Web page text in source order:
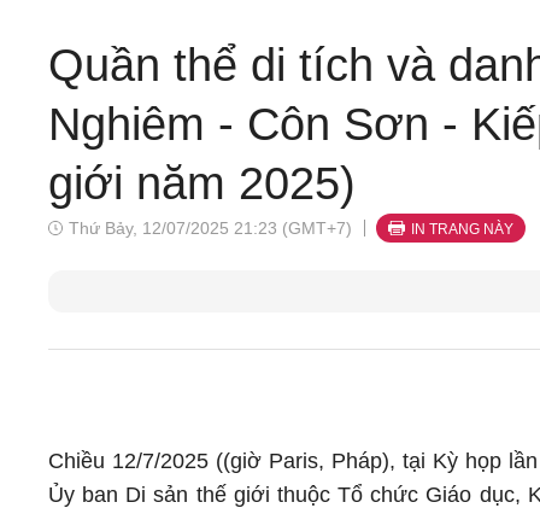
Quần thể di tích và
Nghiêm - Côn Sơn -
giới năm 2025)
Thứ Bảy, 12/07/2025 21:23 (GMT+7) IN TRANG NÀY
Chiều 12/7/2025 ((giờ Paris, Pháp), tại Kỳ họp
Ủy ban Di sản thế giới thuộc Tổ chức Giáo dục,